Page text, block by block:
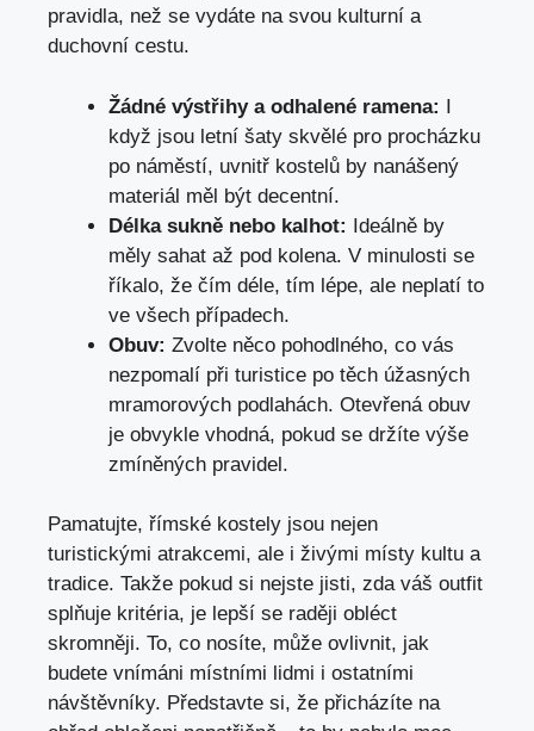
pravidla, než se vydáte na svou kulturní a
duchovní cestu.
Žádné výstřihy a odhalené ramena: I
když jsou letní šaty skvělé pro procházku
po náměstí, uvnitř kostelů by nanášený
materiál měl být decentní.
Délka sukně nebo kalhot: Ideálně by
měly sahat až pod kolena. V minulosti se
říkalo, že čím déle, tím lépe, ale neplatí to
ve všech případech.
Obuv: Zvolte něco pohodlného, co vás
nezpomalí při turistice po těch úžasných
mramorových podlahách. Otevřená obuv
je obvykle vhodná, pokud se držíte výše
zmíněných pravidel.
Pamatujte, římské kostely jsou nejen
turistickými atrakcemi, ale i živými místy kultu a
tradice. Takže pokud si nejste jisti, zda váš outfit
splňuje kritéria, je lepší se raději obléct
skromněji. To, co nosíte, může ovlivnit, jak
budete vnímáni místními lidmi i ostatními
návštěvníky. Představte si, že přicházíte na